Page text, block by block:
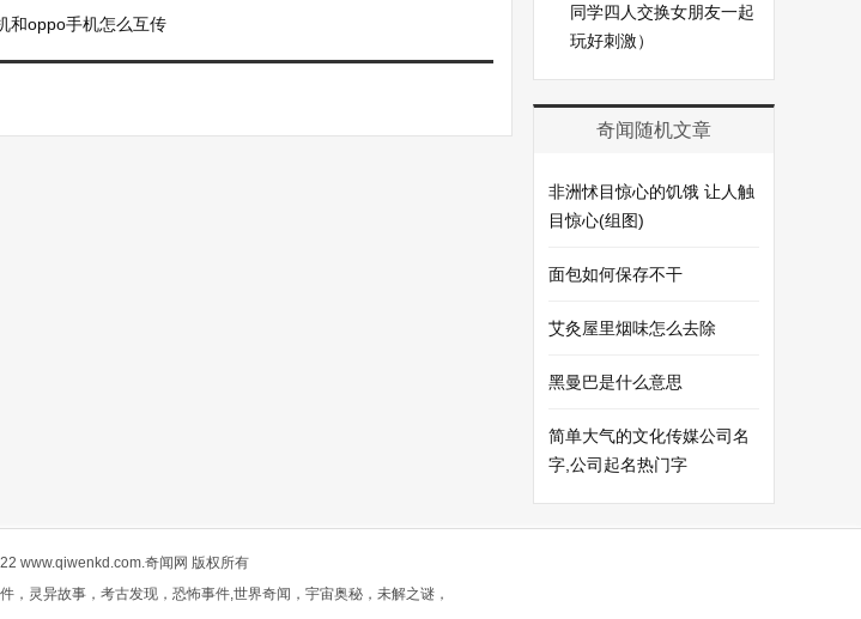
和oppo手机怎么互传
同学四人交换女朋友一起
玩好刺激）
奇闻随机文章
非洲怵目惊心的饥饿 让人触
目惊心(组图)
面包如何保存不干
艾灸屋里烟味怎么去除
黑曼巴是什么意思
简单大气的文化传媒公司名
字,公司起名热门字
www.qiwenkd.com.奇闻网 版权所有
，灵异故事，考古发现，恐怖事件,世界奇闻，宇宙奥秘，未解之谜，